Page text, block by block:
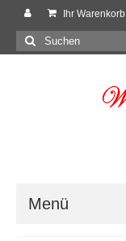
Ihr Warenkorb
Suchen
nach:
Menü